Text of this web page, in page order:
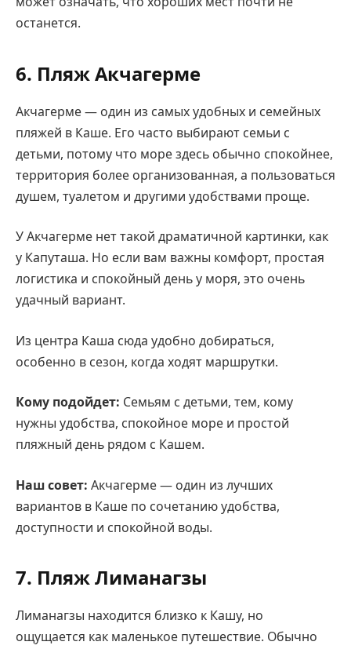
останется.
6. Пляж Акчагерме
Акчагерме — один из самых удобных и семейных
пляжей в Каше. Его часто выбирают семьи с
детьми, потому что море здесь обычно спокойнее,
территория более организованная, а пользоваться
душем, туалетом и другими удобствами проще.
У Акчагерме нет такой драматичной картинки, как
у Капуташа. Но если вам важны комфорт, простая
логистика и спокойный день у моря, это очень
удачный вариант.
Из центра Каша сюда удобно добираться,
особенно в сезон, когда ходят маршрутки.
Кому подойдет: Семьям с детьми, тем, кому
нужны удобства, спокойное море и простой
пляжный день рядом с Кашем.
Наш совет: Акчагерме — один из лучших
вариантов в Каше по сочетанию удобства,
доступности и спокойной воды.
7. Пляж Лиманагзы
Лиманагзы находится близко к Кашу, но
ощущается как маленькое путешествие. Обычно